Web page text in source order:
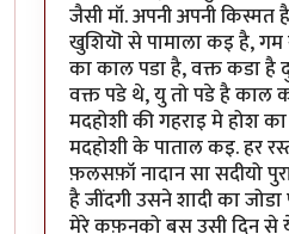
जैसी मॉ. अपनी अपनी किस्मत
खुशियॊ से पामाला कइ है,
का काल पडा है, वक्त कडा है
वक्त पडे थे, यु तो पडे है काल
मदहोशी की गहराइ मे होश
मदहोशी के पाताल कइ. हर
फ़लसफ़ॉ नादान सा सदीयो
है जींदगी उसने शादी का
मेरे कफ़नको बस उसी दिन से